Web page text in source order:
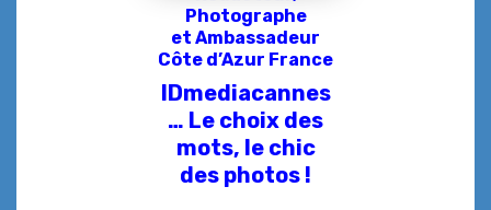
Photographe
et Ambassadeur
Côte d’Azur France
IDmediacannes
… Le choix des
mots, le chic
des photos !